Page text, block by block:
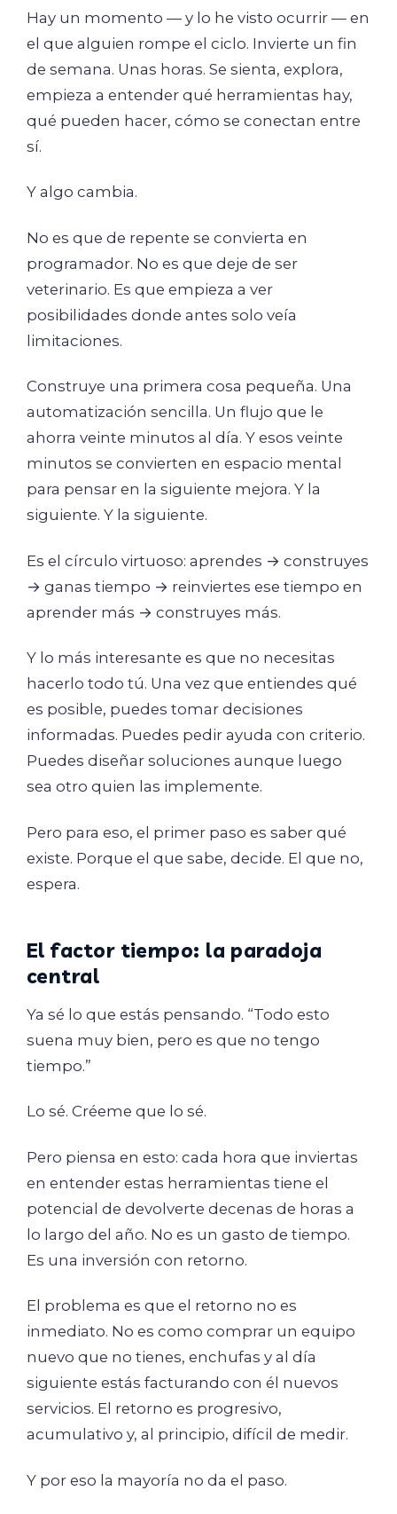
Hay un momento — y lo he visto ocurrir — en
el que alguien rompe el ciclo. Invierte un fin
de semana. Unas horas. Se sienta, explora,
empieza a entender qué herramientas hay,
qué pueden hacer, cómo se conectan entre
sí.
Y algo cambia.
No es que de repente se convierta en
programador. No es que deje de ser
veterinario. Es que empieza a ver
posibilidades donde antes solo veía
limitaciones.
Construye una primera cosa pequeña. Una
automatización sencilla. Un flujo que le
ahorra veinte minutos al día. Y esos veinte
minutos se convierten en espacio mental
para pensar en la siguiente mejora. Y la
siguiente. Y la siguiente.
Es el círculo virtuoso: aprendes → construyes
→ ganas tiempo → reinviertes ese tiempo en
aprender más → construyes más.
Y lo más interesante es que no necesitas
hacerlo todo tú. Una vez que entiendes qué
es posible, puedes tomar decisiones
informadas. Puedes pedir ayuda con criterio.
Puedes diseñar soluciones aunque luego
sea otro quien las implemente.
Pero para eso, el primer paso es saber qué
existe. Porque el que sabe, decide. El que no,
espera.
El factor tiempo: la paradoja
central
Ya sé lo que estás pensando. “Todo esto
suena muy bien, pero es que no tengo
tiempo.”
Lo sé. Créeme que lo sé.
Pero piensa en esto: cada hora que inviertas
en entender estas herramientas tiene el
potencial de devolverte decenas de horas a
lo largo del año. No es un gasto de tiempo.
Es una inversión con retorno.
El problema es que el retorno no es
inmediato. No es como comprar un equipo
nuevo que no tienes, enchufas y al día
siguiente estás facturando con él nuevos
servicios. El retorno es progresivo,
acumulativo y, al principio, difícil de medir.
Y por eso la mayoría no da el paso.